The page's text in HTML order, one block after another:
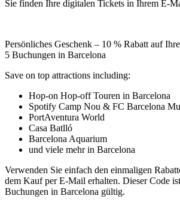
Sie finden Ihre digitalen Tickets in Ihrem E-
Persönliches Geschenk – 10 % Rabatt auf
5 Buchungen in Barcelona
Save on top attractions including:
Hop-on Hop-off Touren in Barcelona
Spotify Camp Nou & FC Barcelona
PortAventura World
Casa Batlló
Barcelona Aquarium
und viele mehr in Barcelona
Verwenden Sie einfach den einmaligen
dem Kauf per E-Mail erhalten. Dieser Code
Buchungen in Barcelona gültig.